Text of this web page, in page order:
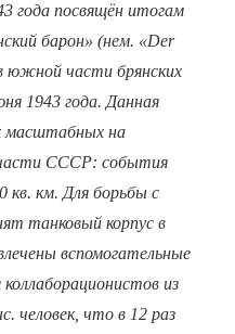
года посвящён итогам
барон» (нем. «Der
южной части брянских
1943 года. Данная
масштабных на
СССР: события
кв. км. Для борьбы с
танковый корпус в
вспомогательные
из
человек, что в 12 раз